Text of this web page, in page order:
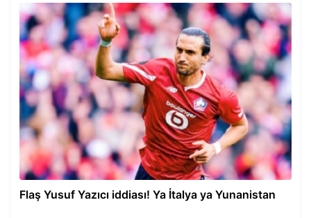
Flaş Yusuf Yazıcı iddiası! Ya İtalya ya Yunanistan